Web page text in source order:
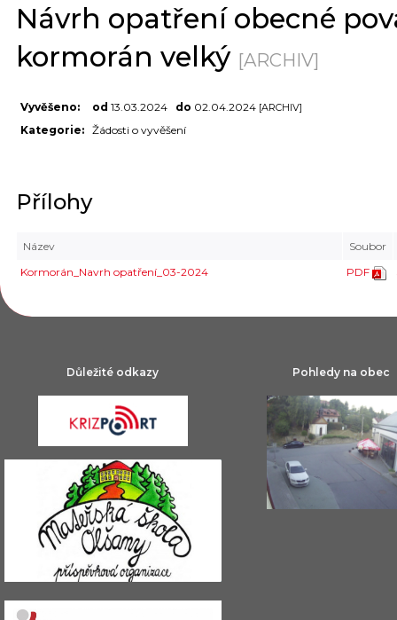
Návrh opatření obecné
kormorán velký [ARCHIV]
Vyvěšeno: od 13.03.2024 do 02.04.2024 [ARCHIV]
Kategorie: Žádosti o vyvěšení
Přílohy
Název
Soubor
Kormorán_Navrh opatření_03-2024
PDF
Důležité odkazy Pohledy na obec